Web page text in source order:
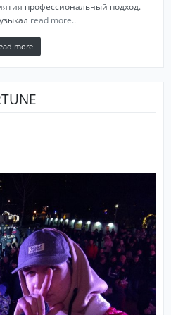
профессиональный подход.
read more..
more